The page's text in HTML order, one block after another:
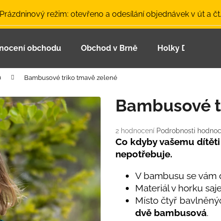
režim: otevřeno a odesílání objednávek v út a čt.
obchodu Obchod v Brně Holky Dupeťačky
Bambusové triko tmavě zelené
Průměrné
hodnocení
produktu
je
hvězdiček.
2 hodnocení Podrobnosti
Bambusové
Co kdyby vašemu
nepotřebuje.
V bambusu se vám
Materiál v horku
Místo čtyř
dvě bambusová.
Co potřebujete najít?
Doporučujeme
ČEPICE UV 30 SVĚTLE MODRÁ
BAMBUSOVÉ